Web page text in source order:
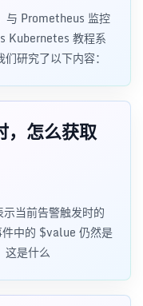
与 Prometheus 监控
Kubernetes 教程系
研究了以下内容：
，怎么获取
当前告警触发时的
中的 $value 仍然是
这是什么